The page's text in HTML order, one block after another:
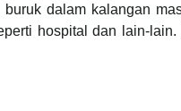
dalam kalangan
hospital dan lain-